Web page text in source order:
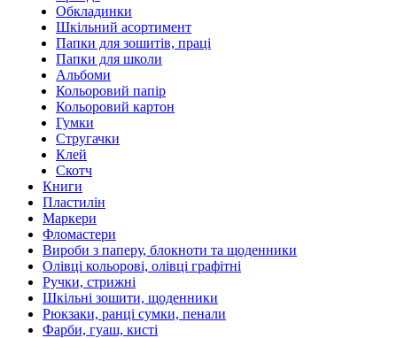
Обкладинки
Шкільний асортимент
Папки для зошитів, праці
Папки для школи
Альбоми
Кольоровий папір
Кольоровий картон
Гумки
Стругачки
Клей
Скотч
Книги
Пластилін
Маркери
Фломастери
Вироби з паперу, блокноти та щоденники
Олівці кольорові, олівці графітні
Ручки, стрижні
Шкільні зошити, щоденники
Рюкзаки, ранці сумки, пенали
Фарби, гуаш, кисті